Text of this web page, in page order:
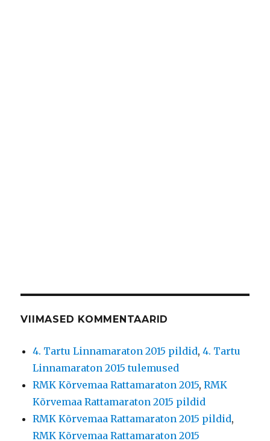
VIIMASED KOMMENTAARID
4. Tartu Linnamaraton 2015 pildid,4. Tartu
Linnamaraton 2015 tulemused
RMK Kõrvemaa Rattamaraton 2015,RMK
Kõrvemaa Rattamaraton 2015 pildid
RMK Kõrvemaa Rattamaraton 2015 pildid,
RMK Kõrvemaa Rattamaraton 2015